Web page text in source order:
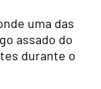
uma das
assado do
durante o